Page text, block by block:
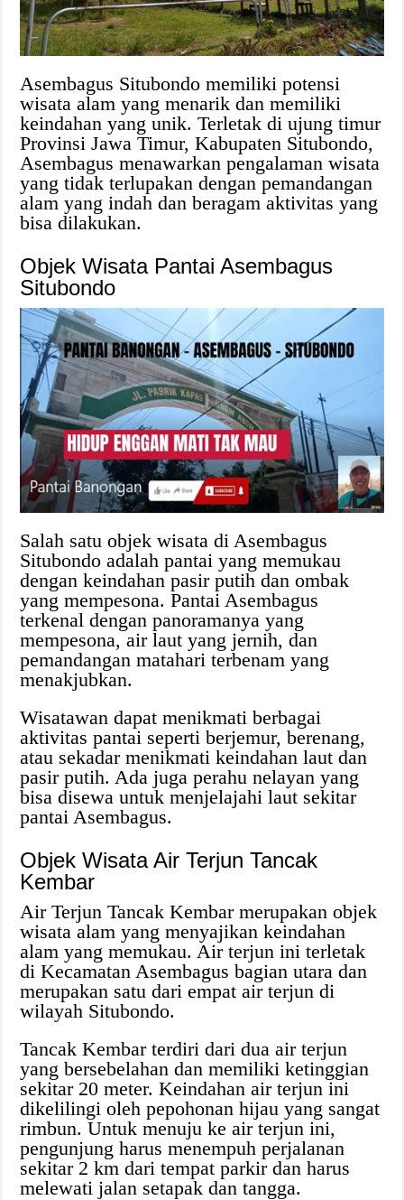
Asembagus Situbondo memiliki potensi
wisata alam yang menarik dan memiliki
keindahan yang unik. Terletak di ujung timur
Provinsi Jawa Timur, Kabupaten Situbondo,
Asembagus menawarkan pengalaman wisata
yang tidak terlupakan dengan pemandangan
alam yang indah dan beragam aktivitas yang
bisa dilakukan.
Objek Wisata Pantai Asembagus
Situbondo
Salah satu objek wisata di Asembagus
Situbondo adalah pantai yang memukau
dengan keindahan pasir putih dan ombak
yang mempesona. Pantai Asembagus
terkenal dengan panoramanya yang
mempesona, air laut yang jernih, dan
pemandangan matahari terbenam yang
menakjubkan.
Wisatawan dapat menikmati berbagai
aktivitas pantai seperti berjemur, berenang,
atau sekadar menikmati keindahan laut dan
pasir putih. Ada juga perahu nelayan yang
bisa disewa untuk menjelajahi laut sekitar
pantai Asembagus.
Objek Wisata Air Terjun Tancak
Kembar
Air Terjun Tancak Kembar merupakan objek
wisata alam yang menyajikan keindahan
alam yang memukau. Air terjun ini terletak
di Kecamatan Asembagus bagian utara dan
merupakan satu dari empat air terjun di
wilayah Situbondo.
Tancak Kembar terdiri dari dua air terjun
yang bersebelahan dan memiliki ketinggian
sekitar 20 meter. Keindahan air terjun ini
dikelilingi oleh pepohonan hijau yang sangat
rimbun. Untuk menuju ke air terjun ini,
pengunjung harus menempuh perjalanan
sekitar 2 km dari tempat parkir dan harus
melewati jalan setapak dan tangga.